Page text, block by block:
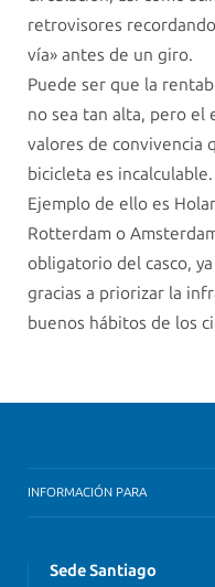
retrovisores
vía» antes de un giro.
Puede ser que la
no sea tan alta, pero el
valores de convivencia
bicicleta es incalculable.
Ejemplo de ello es
Rotterdam o
obligatorio del casco,
gracias a priorizar la
buenos hábitos de los
INFORMACIÓN PARA
Sede Santiago